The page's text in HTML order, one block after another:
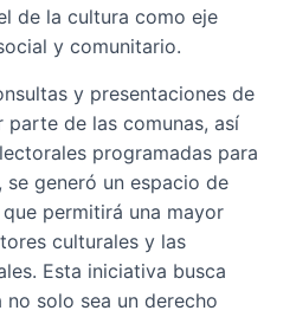
de la cultura como eje
y comunitario.
y presentaciones de
de las comunas, así
programadas para
generó un espacio de
permitirá una mayor
culturales y las
Esta iniciativa busca
solo sea un derecho